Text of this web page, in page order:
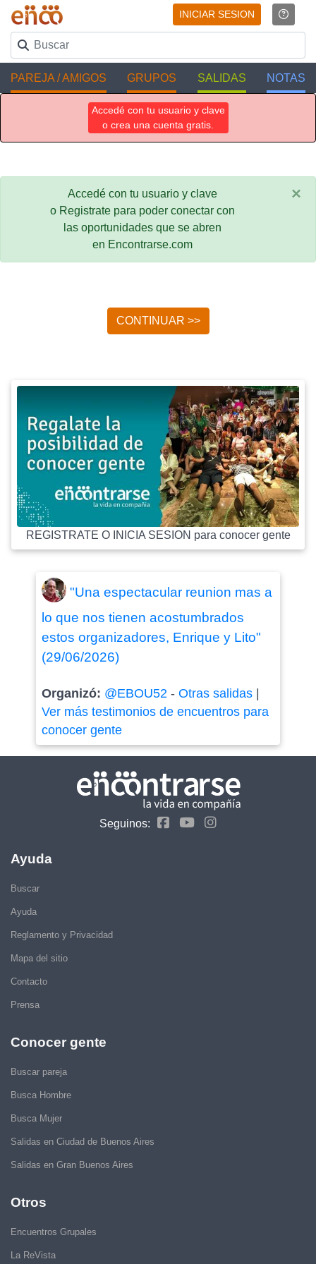
INICIAR SESION
PAREJA / AMIGOS GRUPOS SALIDAS NOTAS
Accedé con tu usuario y clave
o crea una cuenta gratis.
Accedé con tu usuario y clave
o Registrate para poder conectar con
las oportunidades que se abren
en Encontrarse.com
×
CONTINUAR >>
REGISTRATE O INICIA SESION para conocer gente
"Una espectacular reunion mas a
lo que nos tienen acostumbrados
estos organizadores, Enrique y Lito"
(29/06/2026)
Organizó: @EBOU52- Otras salidas|
Ver más testimonios de encuentros para
conocer gente
Seguinos:
Ayuda
Buscar
Ayuda
Reglamento y Privacidad
Mapa del sitio
Contacto
Prensa
Conocer gente
Buscar pareja
Busca Hombre
Busca Mujer
Salidas en Ciudad de Buenos Aires
Salidas en Gran Buenos Aires
Otros
Encuentros Grupales
La ReVista